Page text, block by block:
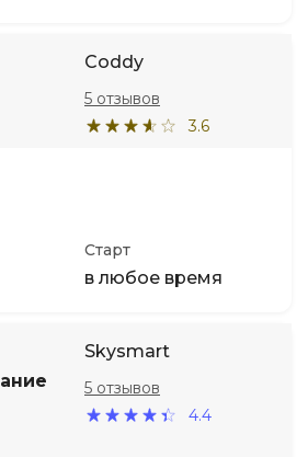
Coddy
3.6
5 отзывов
Старт
в любое время
Skysmart
4.4
5 отзывов